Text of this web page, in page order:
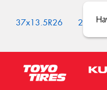
37x13.5R26 295/
Close sales faster